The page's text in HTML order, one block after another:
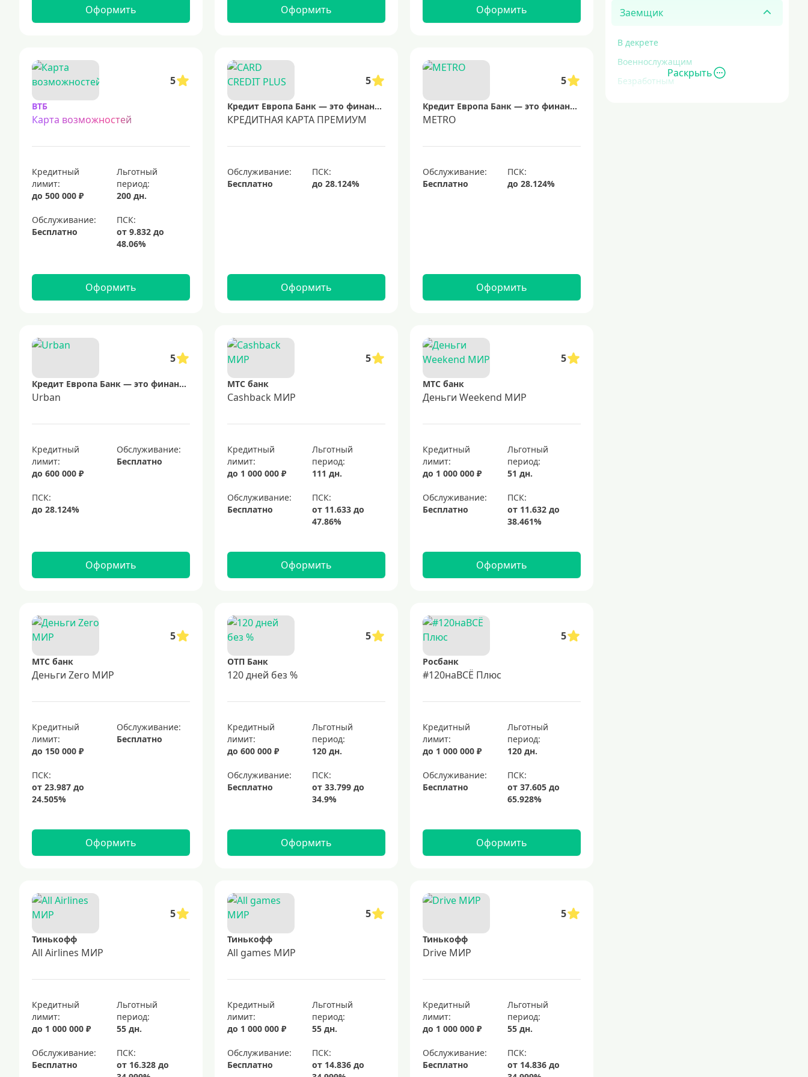
Заемщик
В декрете
Военнослужащим
Безработным
Раскрыть
Оформить Оформить Оформить
5
ВТБ
Карта возможностей
Кредитный
лимит:
до 500 000 ₽
Льготный
период:
200 дн.
Обслуживание:
Бесплатно
Оформить
5
Кредит Европа Банк — это финансовая организация, предоставляющая широкий спектр услуг, включая потребительские кредиты, кредитные карты, ипотечное кредитование и сберегательные программы. Банк ориентирован на индивидуальных клиентов и малый бизнес, предлагая гибкие условия и современные цифровые решения для удобства управления финансами.
КРЕДИТНАЯ КАРТА ПРЕМИУМ
Обслуживание:
Бесплатно
Оформить
5
Кредит Европа Банк — это финансовая организация, предоставляющая широкий спектр услуг, включая потребительские кредиты, кредитные карты, ипотечное кредитование и сберегательные программы. Банк ориентирован на индивидуальных клиентов и малый бизнес, предлагая гибкие условия и современные цифровые решения для удобства управления финансами.
METRO
Обслуживание:
Бесплатно
Оформить
5
Кредит Европа Банк — это финансовая организация, предоставляющая широкий спектр услуг, включая потребительские кредиты, кредитные карты, ипотечное кредитование и сберегательные программы. Банк ориентирован на индивидуальных клиентов и малый бизнес, предлагая гибкие условия и современные цифровые решения для удобства управления финансами.
Urban
Кредитный
лимит:
до 600 000 ₽
Обслуживание:
Бесплатно
Оформить
5
МТС банк
Cashback МИР
Кредитный
лимит:
до 1 000 000 ₽
Льготный
период:
111 дн.
Обслуживание:
Бесплатно
Оформить
5
МТС банк
Деньги Weekend МИР
Кредитный
лимит:
до 1 000 000 ₽
Льготный
период:
51 дн.
Обслуживание:
Бесплатно
Оформить
5
МТС банк
Деньги Zero МИР
Кредитный
лимит:
до 150 000 ₽
Обслуживание:
Бесплатно
Оформить
5
ОТП Банк
120 дней без %
Кредитный
лимит:
до 600 000 ₽
Льготный
период:
120 дн.
Обслуживание:
Бесплатно
Оформить
5
Росбанк
#120наВСЁ Плюс
Кредитный
лимит:
до 1 000 000 ₽
Льготный
период:
120 дн.
Обслуживание:
Бесплатно
Оформить
5
Тинькофф
All Airlines МИР
Кредитный
лимит:
до 1 000 000 ₽
Льготный
период:
55 дн.
Обслуживание:
Бесплатно
5
Тинькофф
All games МИР
Кредитный
лимит:
до 1 000 000 ₽
Льготный
период:
55 дн.
Обслуживание:
Бесплатно
5
Тинькофф
Drive МИР
Кредитный
лимит:
до 1 000 000 ₽
Льготный
период:
55 дн.
Обслуживание:
Бесплатно